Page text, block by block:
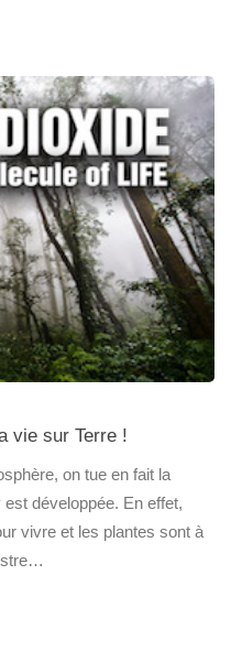
vie sur Terre !
on tue en fait la
est développée. En effet,
vivre et les plantes sont à